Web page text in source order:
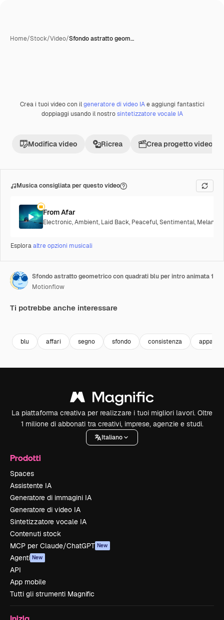
Home/Stock/Video/Sfondo astratto geom…
Premium
Crea i tuoi video con ilgeneratore di video IAe aggiungi fantastici
doppiaggi usando il nostrosintetizzatore vocale IA
Modifica video Ricrea Crea progetto video
Musica consigliata per questo video
From Afar
Electronic,Ambient, Laid Back, Peaceful,Sentimental,
Esploraaltre opzioni musicali
Sfondo astratto geometrico con quadrati blu per intro animata 1
Motionflow
Ti potrebbe anche interessare
blu affari segno sfondo consistenza
La piattaforma creativa per realizzare i tuoi migliori lavori. Oltre
1 milione di abbonati tra creativi, imprese, agenzie e studi.
Italiano
Prodotti
Spaces
Assistente IA
Generatore di immagini IA
Generatore di video IA
Sintetizzatore vocale IA
Contenuti stock
MCP per Claude/ChatGPT New
Agenti New
API
App mobile
Tutti gli strumenti Magnific